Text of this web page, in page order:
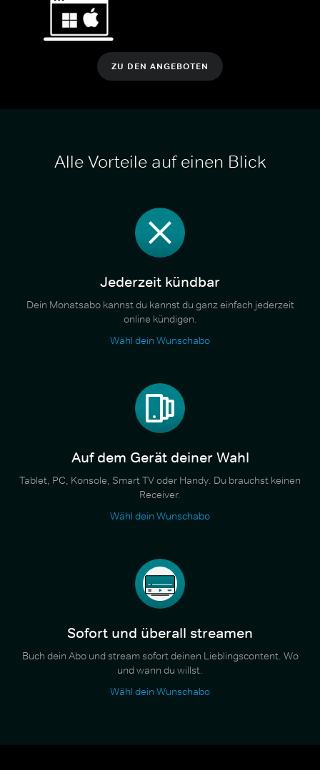
ZU DEN ANGEBOTEN
Alle Vorteile auf einen Blick
Jederzeit kündbar
Dein Monatsabo kannst du kannst du ganz einfach jederzeit
online kündigen.
Wähl dein Wunschabo
Auf dem Gerät deiner Wahl
Tablet, PC, Konsole, Smart TV oder Handy. Du brauchst keinen
Receiver.
Wähl dein Wunschabo
Sofort und überall streamen
Buch dein Abo und stream sofort deinen Lieblingscontent. Wo
und wann du willst.
Wähl dein Wunschabo